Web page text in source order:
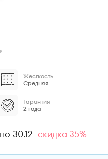
Жесткость
Средняя
Гарантия
2 года
по 30.12 скидка 35%